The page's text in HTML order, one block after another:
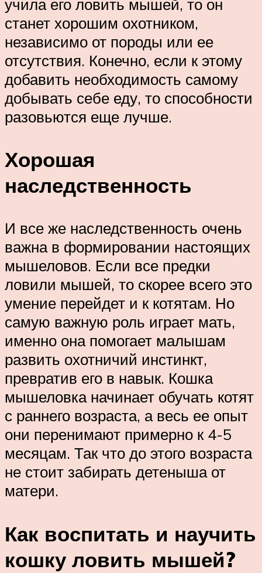
учила его ловить мышей, то он
станет хорошим охотником,
независимо от породы или ее
отсутствия. Конечно, если к этому
добавить необходимость самому
добывать себе еду, то способности
разовьются еще лучше.
Хорошая
наследственность
И все же наследственность очень
важна в формировании настоящих
мышеловов. Если все предки
ловили мышей, то скорее всего это
умение перейдет и к котятам. Но
самую важную роль играет мать,
именно она помогает малышам
развить охотничий инстинкт,
превратив его в навык. Кошка
мышеловка начинает обучать котят
с раннего возраста, а весь ее опыт
они перенимают примерно к 4-5
месяцам. Так что до этого возраста
не стоит забирать детеныша от
матери.
Как воспитать и научить
кошку ловить мышей?